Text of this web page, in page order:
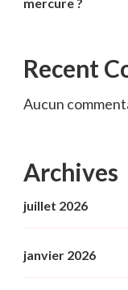
Recent
Aucun
Archives
juillet 2026
janvier 2026